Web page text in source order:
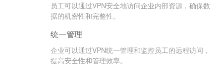
员工可以通过VPN安全地访问企业内部资源，确保数
据的机密性和完整性。
统一管理
企业可以通过VPN统一管理和监控员工的远程访问，
提高安全性和管理效率。